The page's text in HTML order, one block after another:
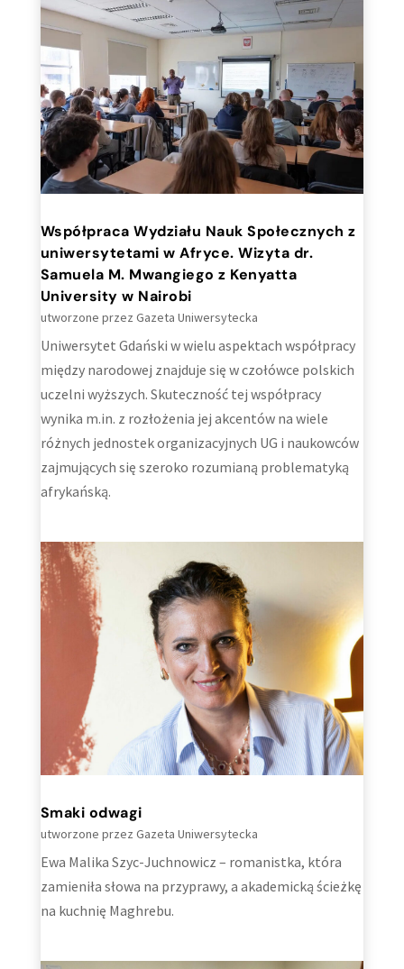
Współpraca Wydziału Nauk Społecznych z
uniwersytetami w Afryce. Wizyta dr.
Samuela M. Mwangiego z Kenyatta
University w Nairobi
utworzone przez Gazeta Uniwersytecka
Uniwersytet Gdański w wielu aspektach współpracy
między narodowej znajduje się w czołówce polskich
uczelni wyższych. Skuteczność tej współpracy
wynika m.in. z rozłożenia jej akcentów na wiele
różnych jednostek organizacyjnych UG i naukowców
zajmujących się szeroko rozumianą problematyką
afrykańską.
Smaki odwagi
utworzone przez Gazeta Uniwersytecka
Ewa Malika Szyc-Juchnowicz – romanistka, która
zamieniła słowa na przyprawy, a akademicką ścieżkę
na kuchnię Maghrebu.